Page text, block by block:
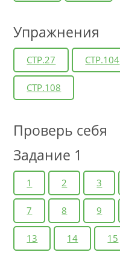
Упражнения
СТР.27 СТР.104
СТР.108
Проверь себя
Задание 1
1 2 3
7 8 9
13 14 15